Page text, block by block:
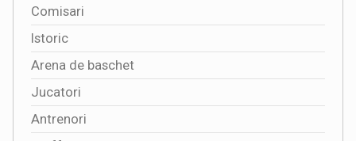
Comisari
Istoric
Arena de baschet
Jucatori
Antrenori